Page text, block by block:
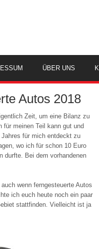
ÜBER UNS
Autos 2018
Zeit, um eine Bilanz zu
meinen Teil kann gut und
für mich entdeckt zu
wo ich für schon 10 Euro
durfte. Bei dem vorhandenen
wenn ferngesteuerte Autos
ich euch heute noch ein paar
stattfinden. Vielleicht ist ja